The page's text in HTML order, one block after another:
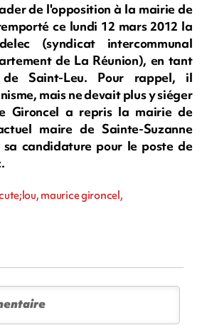
de l'opposition à la mairie de
ce lundi 12 mars 2012 la
(syndicat intercommunal
de La Réunion), en tant
de Saint-Leu. Pour rappel, il
mais ne devait plus y siéger
Gironcel a repris la mairie de
maire de Sainte-Suzanne
candidature pour le poste de
maurice gironcel,